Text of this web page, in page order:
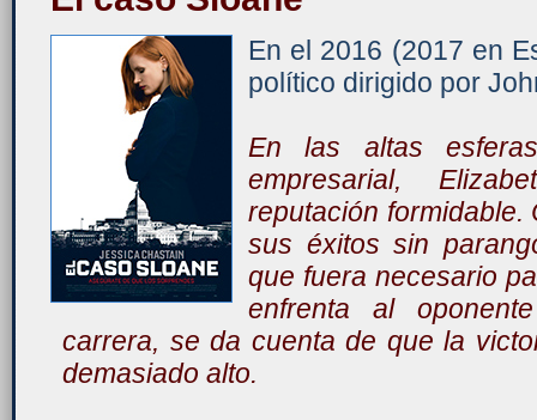
En el 2016 (2017 en
político dirigido por
En las altas
empresarial,
reputación formidable.
sus éxitos sin
que fuera necesario
enfrenta al
carrera, se da cuenta de que la
demasiado alto.